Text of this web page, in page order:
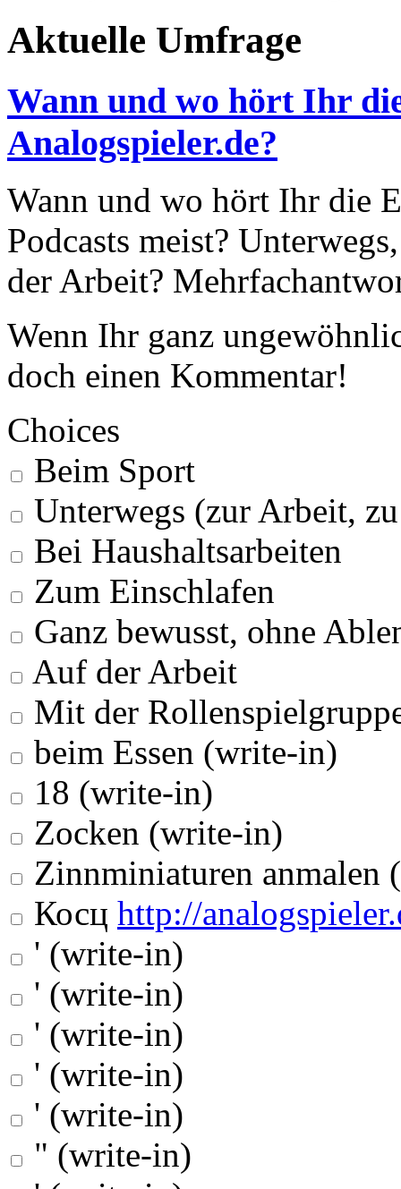
Aktuelle Umfrage
Wann und wo hört Ihr
Analogspieler.de?
Wann und wo hört Ihr die
Podcasts meist?
der Arbeit?
Wenn Ihr ganz
doch einen Kommentar!
Choices
Beim Sport
Unterwegs (zur Arbeit,
Bei Haushaltsarbeiten
Zum Einschlafen
Ganz bewusst, ohne
Auf der Arbeit
Mit der
beim Essen (write-in)
18 (write-in)
Zocken (write-in)
Zinnminiaturen anmalen
Косц http://
' (write-in)
' (write-in)
' (write-in)
' (write-in)
' (write-in)
" (write-in)